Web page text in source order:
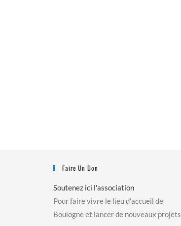
Faire Un Don
Soutenez ici l'association
Pour faire vivre le lieu d'accueil de
Boulogne et lancer de nouveaux projets